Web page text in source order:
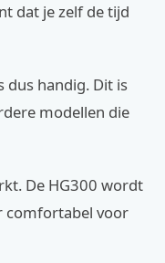
dat je zelf de tijd
dus handig. Dit is
modellen die
De HG300 wordt
comfortabel voor